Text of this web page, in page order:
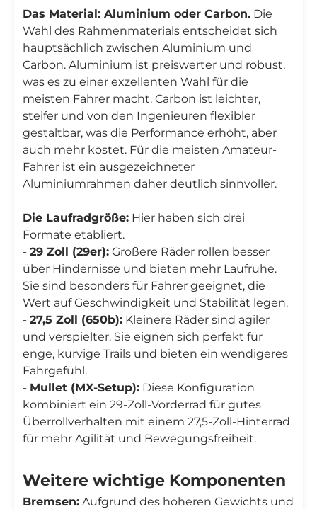
Das Material: Aluminium oder Carbon. Die
Wahl des Rahmenmaterials entscheidet sich
hauptsächlich zwischen Aluminium und
Carbon. Aluminium ist preiswerter und robust,
was es zu einer exzellenten Wahl für die
meisten Fahrer macht. Carbon ist leichter,
steifer und von den Ingenieuren flexibler
gestaltbar, was die Performance erhöht, aber
auch mehr kostet. Für die meisten Amateur-
Fahrer ist ein ausgezeichneter
Aluminiumrahmen daher deutlich sinnvoller.
Die Laufradgröße: Hier haben sich drei
Formate etabliert.
- 29 Zoll (29er): Größere Räder rollen besser
über Hindernisse und bieten mehr Laufruhe.
Sie sind besonders für Fahrer geeignet, die
Wert auf Geschwindigkeit und Stabilität legen.
- 27,5 Zoll (650b): Kleinere Räder sind agiler
und verspielter. Sie eignen sich perfekt für
enge, kurvige Trails und bieten ein wendigeres
Fahrgefühl.
- Mullet (MX-Setup): Diese Konfiguration
kombiniert ein 29-Zoll-Vorderrad für gutes
Überrollverhalten mit einem 27,5-Zoll-Hinterrad
für mehr Agilität und Bewegungsfreiheit.
Weitere wichtige Komponenten
Bremsen: Aufgrund des höheren Gewichts und